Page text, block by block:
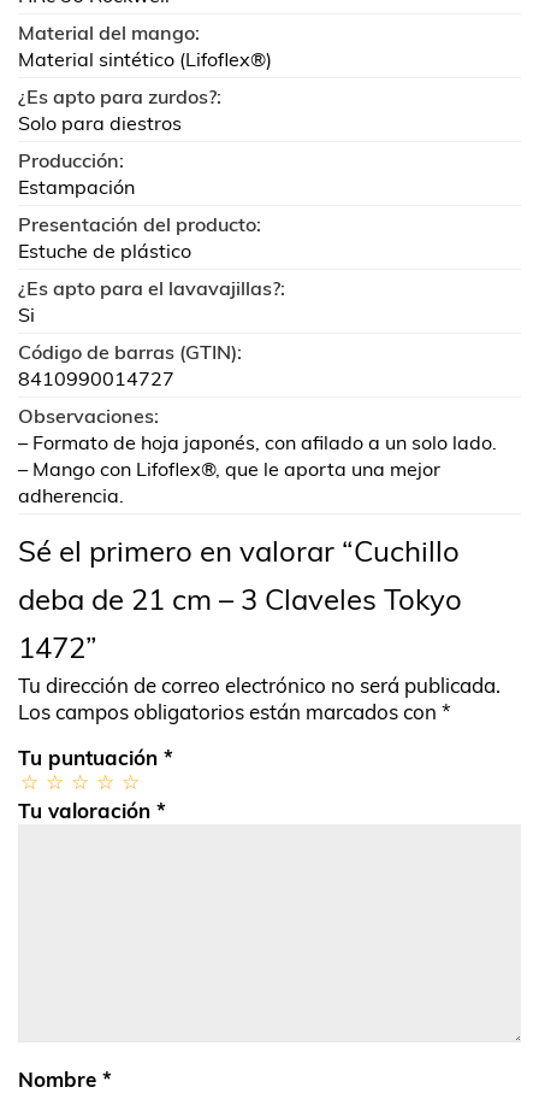
Material del mango:
Material sintético (Lifoflex®)
¿Es apto para zurdos?:
Solo para diestros
Producción:
Estampación
Presentación del producto:
Estuche de plástico
¿Es apto para el lavavajillas?:
Si
Código de barras (GTIN):
8410990014727
Observaciones:
– Formato de hoja japonés, con afilado a un solo lado.
– Mango con Lifoflex®, que le aporta una mejor
adherencia.
Sé el primero en valorar “Cuchillo
deba de 21 cm – 3 Claveles Tokyo
1472”
Tu dirección de correo electrónico no será publicada.
Los campos obligatorios están marcados con *
Tu puntuación *
Tu valoración *
Nombre *